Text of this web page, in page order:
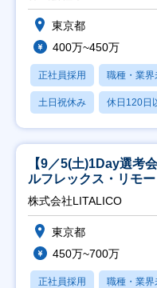
東京都
400万~450万
正社員採用 職種・業界
土日祝休み 休日120日
【9／5(土)1Day選考
ルフレックス・リモ
株式会社LITALICO
東京都
450万~700万
正社員採用 職種・業界